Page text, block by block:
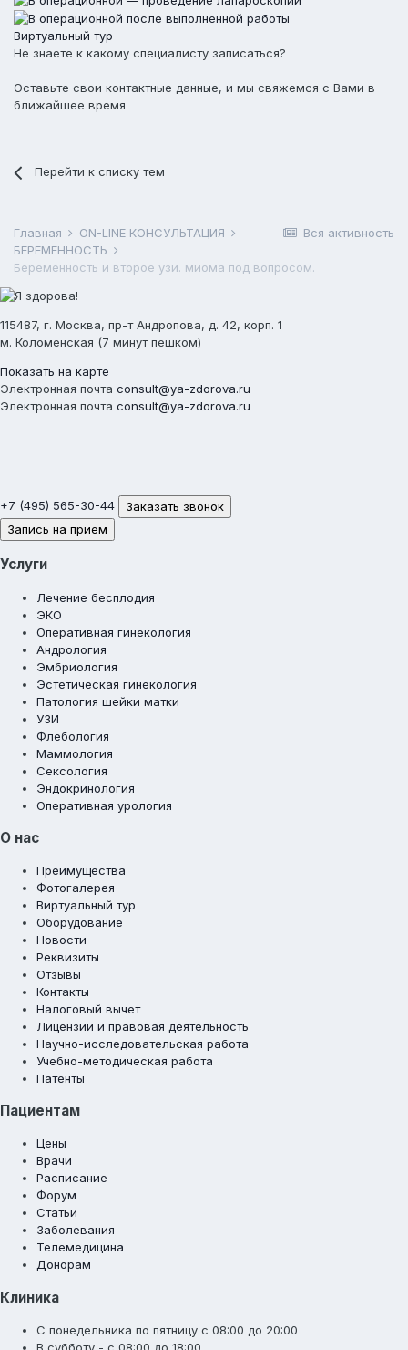
Виртуальный тур
Не знаете к какому специалисту записаться?
Оставьте свои контактные данные, и мы свяжемся с Вами в
ближайшее время
Перейти к списку тем
Вся активность
Главная
ON-LINE КОНСУЛЬТАЦИЯ
БЕРЕМЕННОСТЬ
Беременность и второе узи. миома под вопросом.
115487, г. Москва, пр-т Андропова, д. 42, корп. 1
м. Коломенская (7 минут пешком)
Показать на карте
Электронная почта consult@ya-zdorova.ru
Электронная почта consult@ya-zdorova.ru
+7 (495) 565-30-44
Заказать звонок
Запись на прием
Услуги
Лечение бесплодия
ЭКО
Оперативная гинекология
Андрология
Эмбриология
Эстетическая гинекология
Патология шейки матки
УЗИ
Флебология
Маммология
Сексология
Эндокринология
Оперативная урология
О нас
Преимущества
Фотогалерея
Виртуальный тур
Оборудование
Новости
Реквизиты
Отзывы
Контакты
Налоговый вычет
Лицензии и правовая деятельность
Научно-исследовательская работа
Учебно-методическая работа
Патенты
Пациентам
Цены
Врачи
Расписание
Форум
Статьи
Заболевания
Телемедицина
Донорам
Клиника
С понедельника по пятницу с 08:00 до 20:00